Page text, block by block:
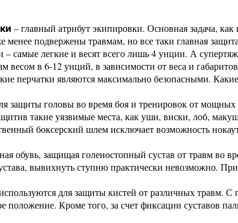
– главный атрибут экипировки. Основная задача,
менее подвержены травмам, но все таки главная
– самые легкие и весят всего лишь 4 унции. А
весом в 6-12 унций, в зависимости от веса и
перчатки являются максимально безопасными.
защиты головы во время боя и тренировок от
такие уязвимые места, как уши, виски, лоб,
боксерский шлем исключает возможность
обувь, защищая голеностопный сустав от травм во
вывихнуть ступню практически невозможно.
для защиты кистей от различных травм.
положение. Кроме того, за счет фиксации суставов